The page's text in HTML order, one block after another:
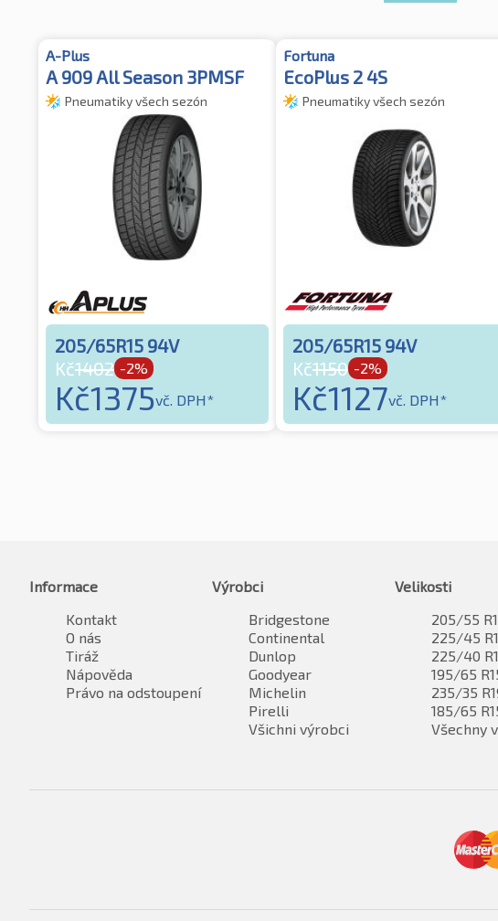
A-Plus
A 909 All Season 3PMSF
Pneumatiky všech sezón
205/65R15 94V
Kč1402 -2%
Kč1375vč. DPH*
Fortuna
EcoPlus 2 4S
Pneumatiky všech sezón
205/65R15 94V
Kč1150 -2%
Kč1127vč. DPH*
Informace
Kontakt
O nás
Tiráž
Nápověda
Právo na odstoupení
Výrobci
Bridgestone
Continental
Dunlop
Goodyear
Michelin
Pirelli
Všichni výrobci
Velikosti
205/55
225/45
225/40
195/65
235/35
185/65
Všechny